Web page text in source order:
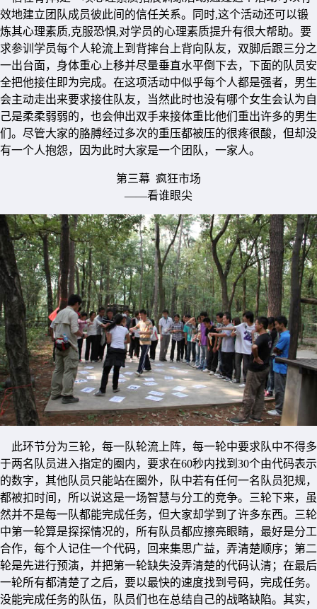
效地建立团队成员彼此间的信任关系。同时,这个活动还可以锻
炼其心理素质,克服恐惧,对学员的心理素质提升有很大帮助。要
求参训学员每个人轮流上到背摔台上背向队友，双脚后跟三分之
一出台面，身体重心上移并尽量垂直水平倒下去，下面的队员安
全把他接住即为完成。在这项活动中似乎每个人都是强者，男生
会主动走出来要求接住队友，当然此时也没有哪个女生会认为自
己是柔柔弱弱的，也会伸出双手来接体重比他们重出许多的男生
们。尽管大家的胳膊经过多次的重压都被压的很疼很酸，但却没
有一个人抱怨，因为此时大家是一个团队，一家人。
第三幕 疯狂市场
——看谁眼尖
此环节分为三轮，每一队轮流上阵，每一轮中要求队中不得多
于两名队员进入指定的圈内，要求在60秒内找到30个由代码表示
的数字，其他队员只能站在圈外，队中若有任何一名队员犯规，
都被扣时间，所以说这是一场智慧与分工的竞争。三轮下来，虽
然并不是每一队都能完成任务，但大家却学到了许多东西。三轮
中第一轮算是探探情况的，所有队员都应擦亮眼睛，最好是分工
合作，每个人记住一个代码，回来集思广益，弄清楚顺序；第二
轮是先进行预演，并把第一轮缺失没弄清楚的代码认清；在最后
一轮所有都清楚了之后，要以最快的速度找到号码，完成任务。
没能完成任务的队伍，队员们也在总结自己的战略缺陷。其实，